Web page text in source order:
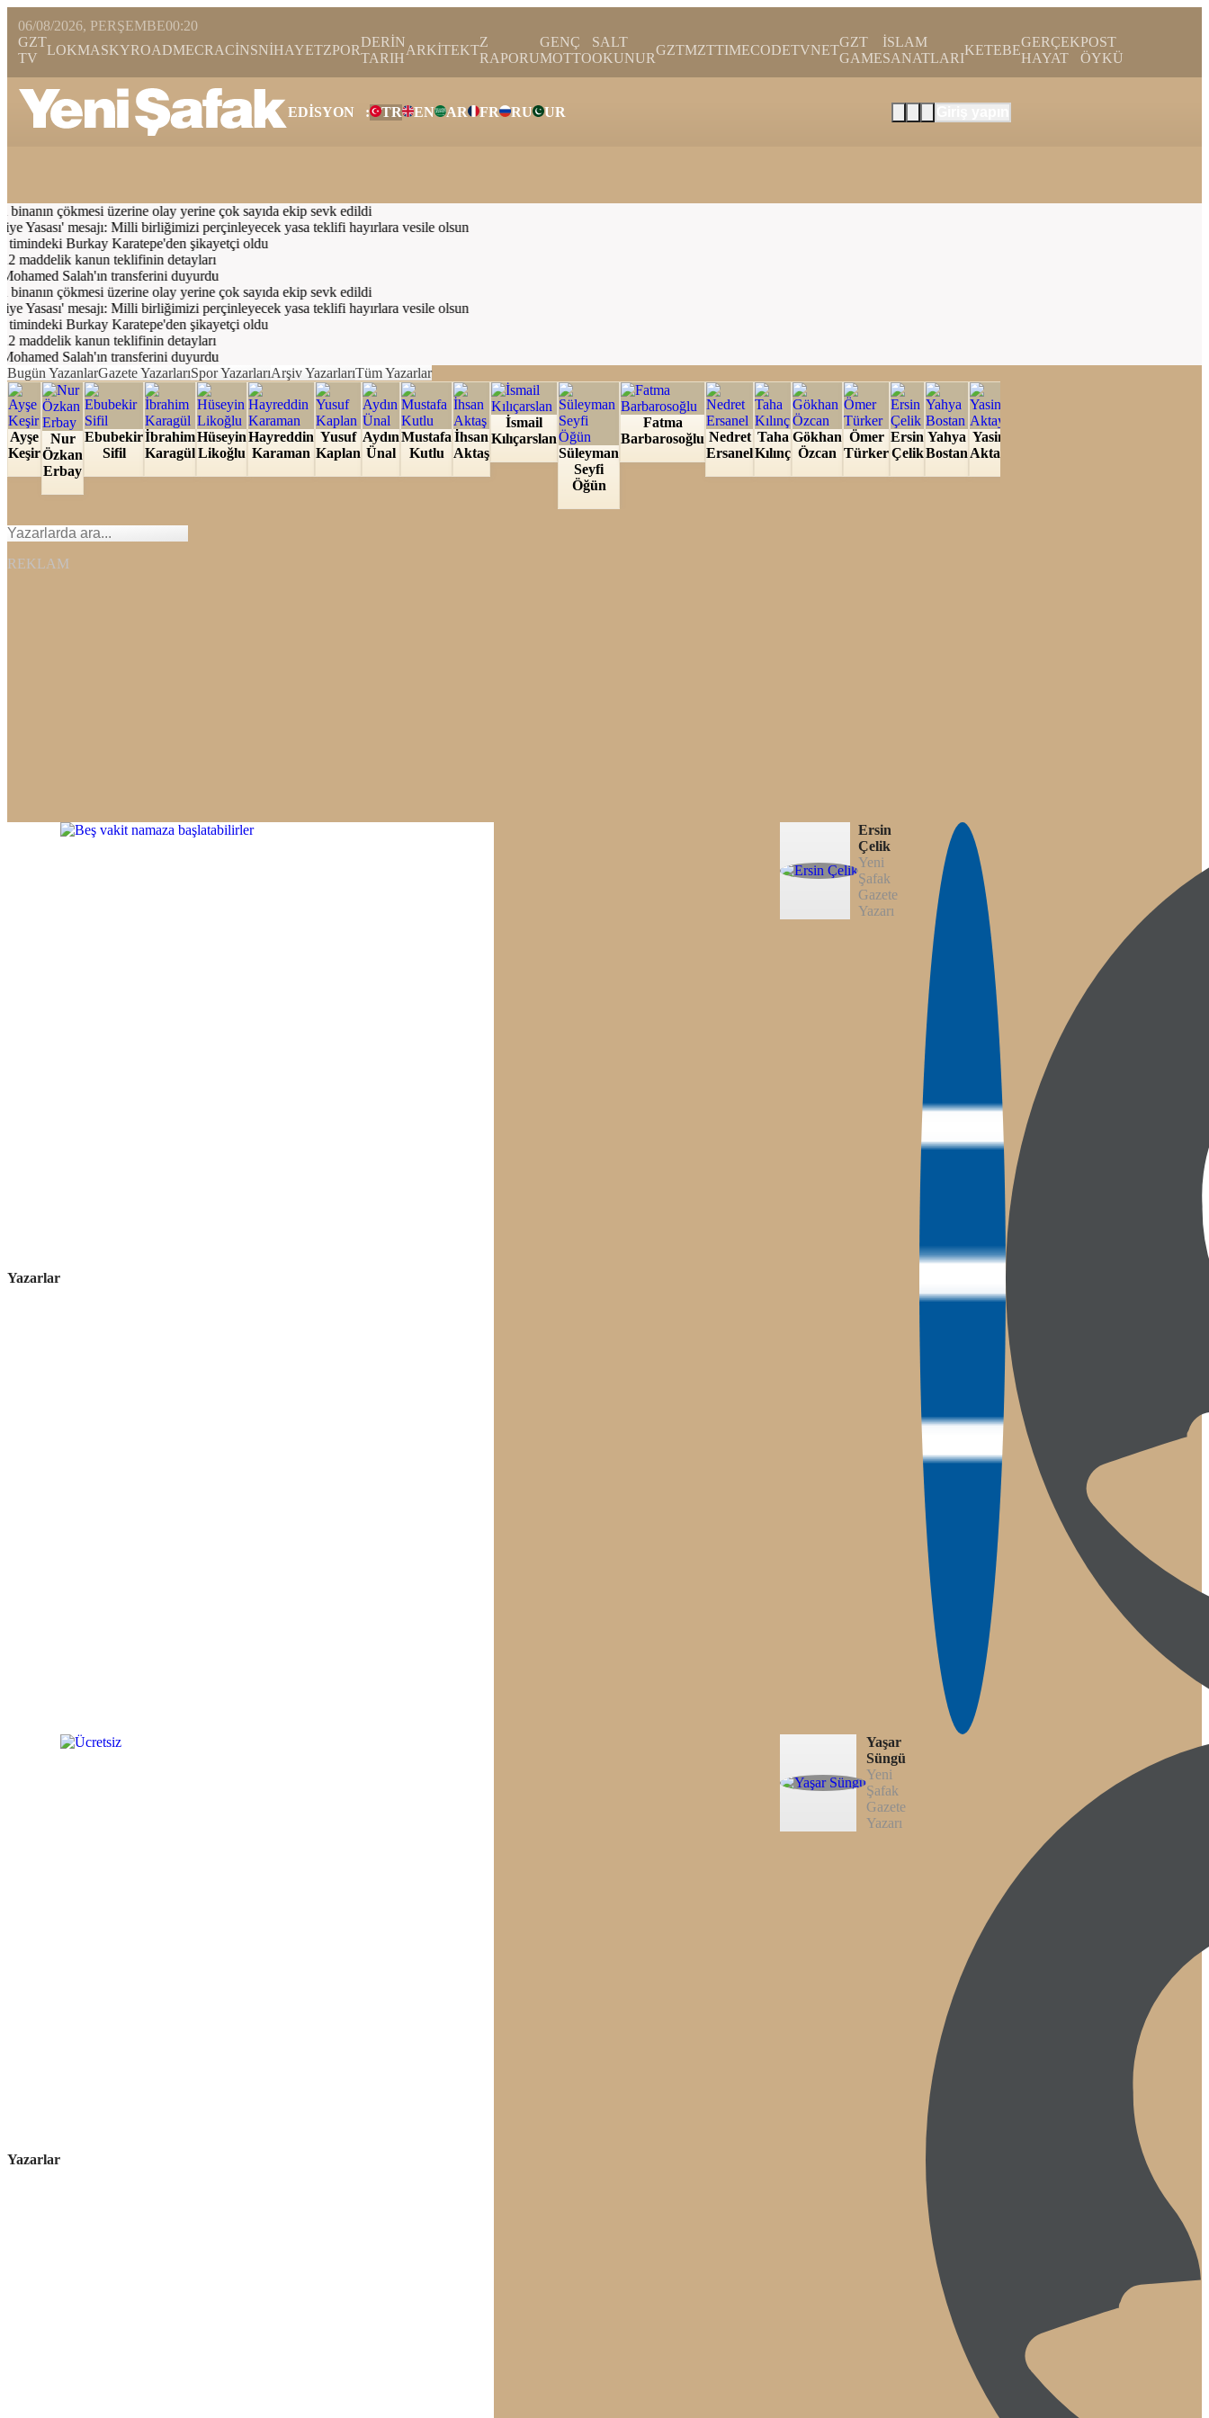
06/08/2026, PERŞEMBE00:20
GZT
TV
LOKMASKYROADMECRACİNSNİHAYETZPOR
DERİN
TARIH
ARKİTEKT
Z
RAPORU
GENÇ
MOTTO
SALT
OKUNUR
GZTMZTTIMECODETVNET
GZT
GAME
İSLAM
SANATLARI
KETEBE
GERÇEK
HAYAT
POST
ÖYKÜ
EDİSYON : TR EN AR FR RU UR
çökmesi üzerine olay yerine çok sayıda ekip sevk edildi
Yasası' mesajı: Milli birliğimizi perçinleyecek yasa teklifi hayırlara vesile olsun
Burkay Karatepe'den şikayetçi oldu
maddelik kanun teklifinin detayları
Salah'ın transferini duyurdu
çökmesi üzerine olay yerine çok sayıda ekip sevk edildi
Yasası' mesajı: Milli birliğimizi perçinleyecek yasa teklifi hayırlara vesile olsun
Burkay Karatepe'den şikayetçi oldu
maddelik kanun teklifinin detayları
Salah'ın transferini duyurdu
Bugün YazanlarGazete YazarlarıSpor YazarlarıArşiv YazarlarıTüm Yazarlar
Ayşe
Keşir
Nur
Özkan
Erbay
Ebubekir
Sifil
İbrahim
Karagül
Hüseyin
Likoğlu
Hayreddin
Karaman
Yusuf
Kaplan
Aydın
Ünal
Mustafa
Kutlu
İhsan
Aktaş
İsmail
Kılıçarslan
Süleyman
Seyfi
Öğün
Fatma
Barbarosoğlu Nedret
Ersanel
Taha
Kılınç
Gökhan
Özcan
Ömer
Türker
Ersin
Çelik
Yahya
Bostan
Yasin
Aktay
REKLAM
Yazarlar
Ersin
Çelik
Yeni
Şafak
Gazete
Yazarı
Yazarlar
Yaşar
Süngü
Yeni
Şafak
Gazete
Yazarı